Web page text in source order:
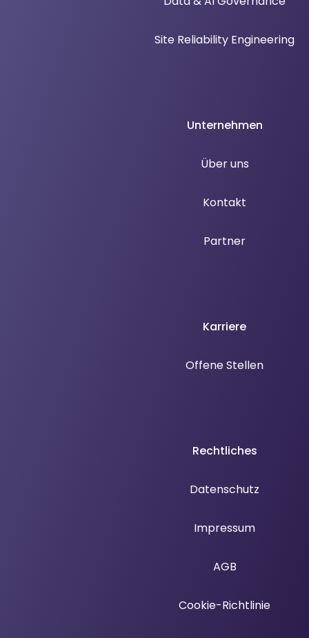
Site Reliability Engineering
Unternehmen
Über uns
Kontakt
Partner
Karriere
Offene Stellen
Rechtliches
Datenschutz
Impressum
AGB
Cookie-Richtlinie